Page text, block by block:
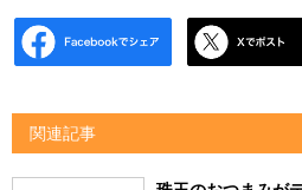
関連記事